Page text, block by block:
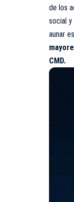
de los
social
aunar
CMD.